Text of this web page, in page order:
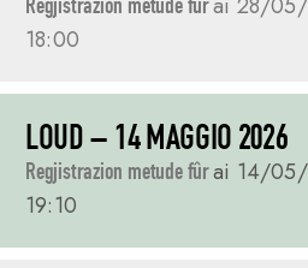
18:00
LOUD – 14 MAGGIO 2026
Regjistrazion metude fûrai 14/
19:10